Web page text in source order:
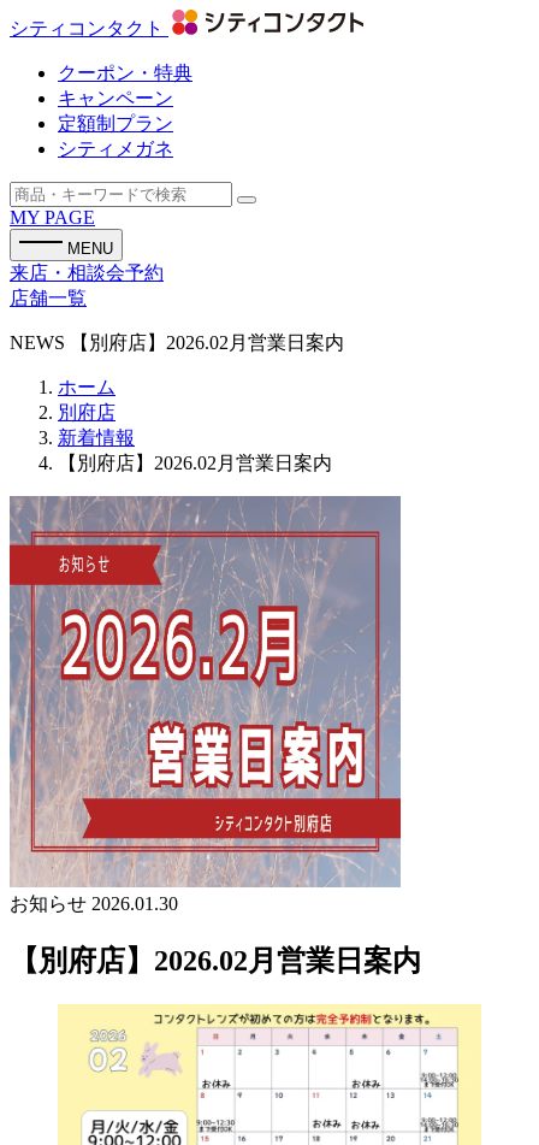
シティコンタクト
クーポン・特典
キャンペーン
定額制プラン
シティメガネ
MY PAGE
MENU
来店・相談会予約
店舗一覧
NEWS 【別府店】2026.02月営業日案内
ホーム
別府店
新着情報
【別府店】2026.02月営業日案内
お知らせ 2026.01.30
【別府店】2026.02月営業日案内